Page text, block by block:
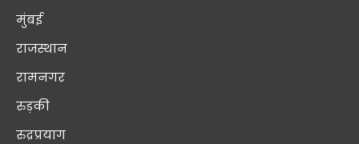
मुंबई
राजस्थान
रामनगर
रुड़की
रुद्रप्रयाग